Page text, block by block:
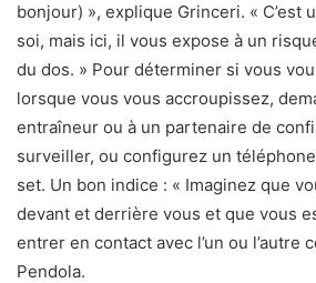
bonjour) », explique Grinceri. « C’est
soi, mais ici, il vous expose à un
du dos. » Pour déterminer si vous
lorsque vous vous accroupissez,
entraîneur ou à un partenaire de
surveiller, ou configurez un
set. Un bon indice : « Imaginez que
devant et derrière vous et que vous
entrer en contact avec l’un ou l’autre
Pendola.